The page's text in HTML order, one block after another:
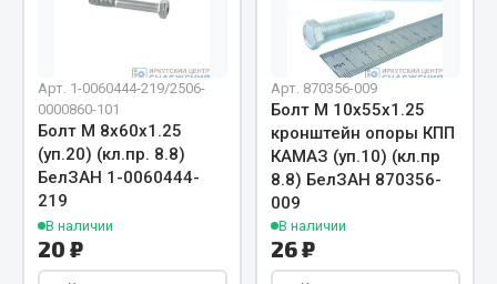
Автомобильный инструмент
Крепежный инструмент
Режущий инструмент
Силовое оборудование
Слесарный инструмент
Столярный инструмент
Арт. 1-0060444-219/2506-
0000860-101
Болт М 8х60х1.25
(уп.20) (кл.пр. 8.8)
БелЗАН 1-0060444-
219
В наличии
20 ₽
Арт. 870356-009
Болт М 10х55х1.25
кронштейн опоры КПП
КАМАЗ (уп.10) (кл.пр
8.8) БелЗАН 870356-
009
В наличии
26 ₽